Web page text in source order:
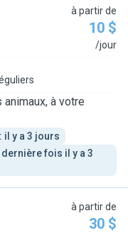
à partir de
10 $
/jour
à votre
il y a 3 jours
fois il y a 3
à partir de
30 $